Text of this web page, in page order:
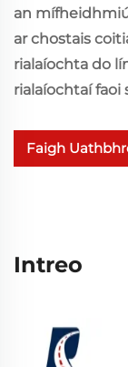
an
ar chostais
rialaíochta do
rialaíochtaí
Faigh
Intreo